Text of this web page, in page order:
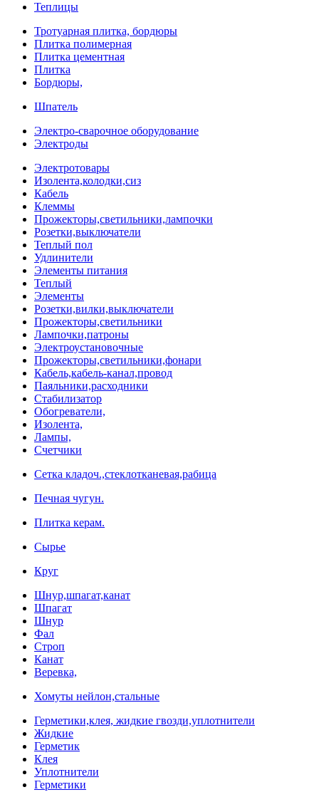
Теплицы
Тротуарная плитка, бордюры
Плитка полимерная
Плитка цементная
Плитка
Бордюры,
Шпатель
Электро-сварочное оборудование
Электроды
Электротовары
Изолента,колодки,сиз
Кабель
Клеммы
Прожекторы,светильники,лампочки
Розетки,выключатели
Теплый пол
Удлинители
Элементы питания
Теплый
Элементы
Розетки,вилки,выключатели
Прожекторы,светильники
Лампочки,патроны
Электроустановочные
Прожекторы,светильники,фонари
Кабель,кабель-канал,провод
Паяльники,расходники
Стабилизатор
Обогреватели,
Изолента,
Лампы,
Счетчики
Сетка кладоч.,стеклотканевая,рабица
Печная чугун.
Плитка керам.
Сырье
Круг
Шнур,шпагат,канат
Шпагат
Шнур
Фал
Строп
Канат
Веревка,
Хомуты нейлон,стальные
Герметики,клея, жидкие гвозди,уплотнители
Жидкие
Герметик
Клея
Уплотнители
Герметики